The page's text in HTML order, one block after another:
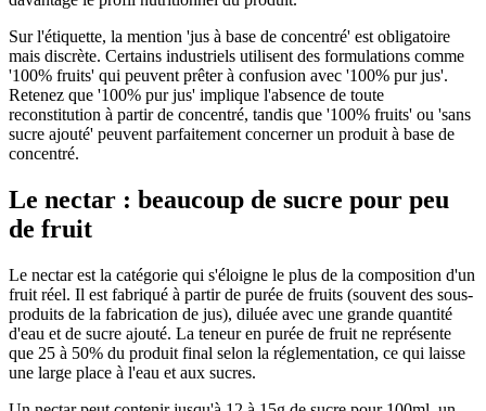
Sur l'étiquette, la mention 'jus à base de concentré' est obligatoire
mais discrète. Certains industriels utilisent des formulations comme
'100% fruits' qui peuvent prêter à confusion avec '100% pur jus'.
Retenez que '100% pur jus' implique l'absence de toute
reconstitution à partir de concentré, tandis que '100% fruits' ou 'sans
sucre ajouté' peuvent parfaitement concerner un produit à base de
concentré.
Le nectar : beaucoup de sucre pour peu
de fruit
Le nectar est la catégorie qui s'éloigne le plus de la composition d'un
fruit réel. Il est fabriqué à partir de purée de fruits (souvent des sous-
produits de la fabrication de jus), diluée avec une grande quantité
d'eau et de sucre ajouté. La teneur en purée de fruit ne représente
que 25 à 50% du produit final selon la réglementation, ce qui laisse
une large place à l'eau et aux sucres.